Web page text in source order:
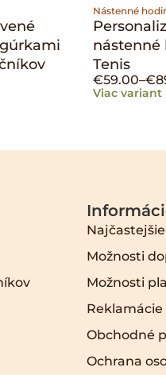
Nástenné
nástenné
Tenis
€59.00–€
Viac variant
Možnosti
Možnosti
Obchodné
Ochrana